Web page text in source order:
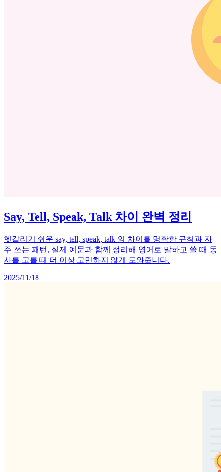
Say, Tell, Speak, Talk 차이 완벽 정리
헷갈리기 쉬운 say, tell, speak, talk 의 차이를 명확한 규칙과 자
주 쓰는 패턴, 실제 예문과 함께 정리해 영어로 말하고 쓸 때 동
사를 고를 때 더 이상 고민하지 않게 도와줍니다.
2025/11/18